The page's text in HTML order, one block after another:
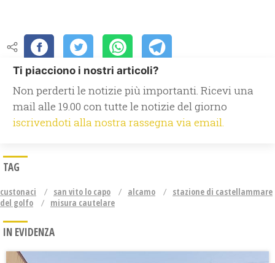
Ti piacciono i nostri articoli?
Non perderti le notizie più importanti. Ricevi una
mail alle 19.00 con tutte le notizie del giorno
iscrivendoti alla nostra rassegna via email.
TAG
custonaci san vito lo capo alcamo
stazione di castellammare
del golfo
misura cautelare
IN EVIDENZA